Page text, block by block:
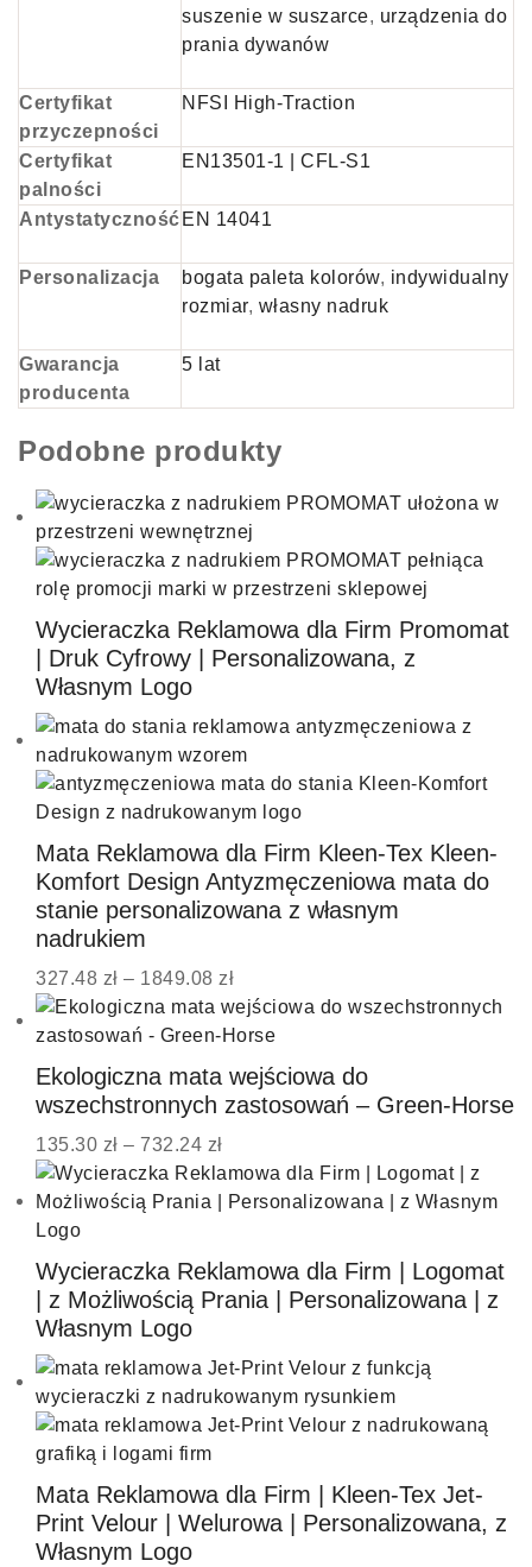
suszenie w suszarce, urządzenia do
prania dywanów
Certyfikat
przyczepności
NFSI High-Traction
Certyfikat
palności
EN13501-1 | CFL-S1
Antystatyczność EN 14041
Personalizacja bogata paleta kolorów, indywidualny
rozmiar, własny nadruk
Gwarancja
producenta
5 lat
Podobne produkty
Wycieraczka Reklamowa dla Firm Promomat
| Druk Cyfrowy | Personalizowana, z
Własnym Logo
Mata Reklamowa dla Firm Kleen-Tex Kleen-
Komfort Design Antyzmęczeniowa mata do
stanie personalizowana z własnym
nadrukiem
327.48 zł – 1849.08 zł
Ekologiczna mata wejściowa do
wszechstronnych zastosowań – Green-Horse
135.30 zł – 732.24 zł
Wycieraczka Reklamowa dla Firm | Logomat
| z Możliwością Prania | Personalizowana | z
Własnym Logo
Mata Reklamowa dla Firm | Kleen-Tex Jet-
Print Velour | Welurowa | Personalizowana, z
Własnym Logo